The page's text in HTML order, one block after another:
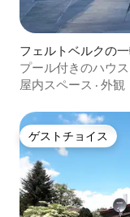
フェルトベルクの
プール付きのハウ
屋内スペース · 外観
ゲストチョイス
ゲストチョイス